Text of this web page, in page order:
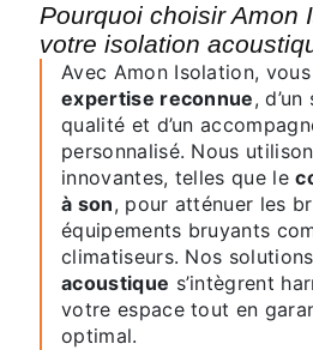
Pourquoi choisir Amon Isolation pour
votre isolation
Avec Amon Isolation,
expertise reconnue,
qualité et d’un
personnalisé. Nous
innovantes, telles que le
à son, pour atténuer les
équipements bruyants
climatiseurs. Nos solutions
acoustique s’intègrent
votre espace tout en
optimal.